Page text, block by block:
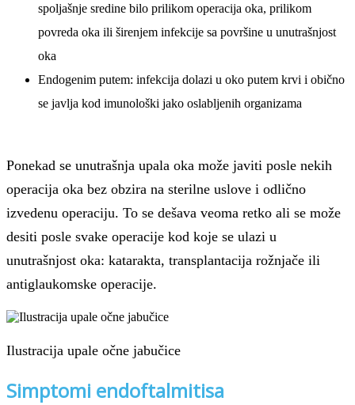
spoljašnje sredine bilo prilikom operacija oka, prilikom
povreda oka ili širenjem infekcije sa površine u unutrašnjost
oka
Endogenim putem: infekcija dolazi u oko putem krvi i obično
se javlja kod imunološki jako oslabljenih organizama
Ponekad se unutrašnja upala oka može javiti posle nekih
operacija oka bez obzira na sterilne uslove i odlično
izvedenu operaciju. To se dešava veoma retko ali se može
desiti posle svake operacije kod koje se ulazi u
unutrašnjost oka: katarakta, transplantacija rožnjače ili
antiglaukomske operacije.
Ilustracija upale očne jabučice
Simptomi endoftalmitisa